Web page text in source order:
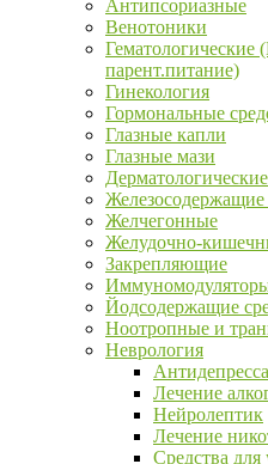
Антипсориазные
Венотоники
Гематологические
парент.питание)
Гинекология
Гормональные
Глазные капли
Глазные мази
Желчегонные
Желудочно-
Закрепляющие
Йодсодержащие
Ноотропные и
Неврология
Лечение
Нейролептик
Лечение
Средства